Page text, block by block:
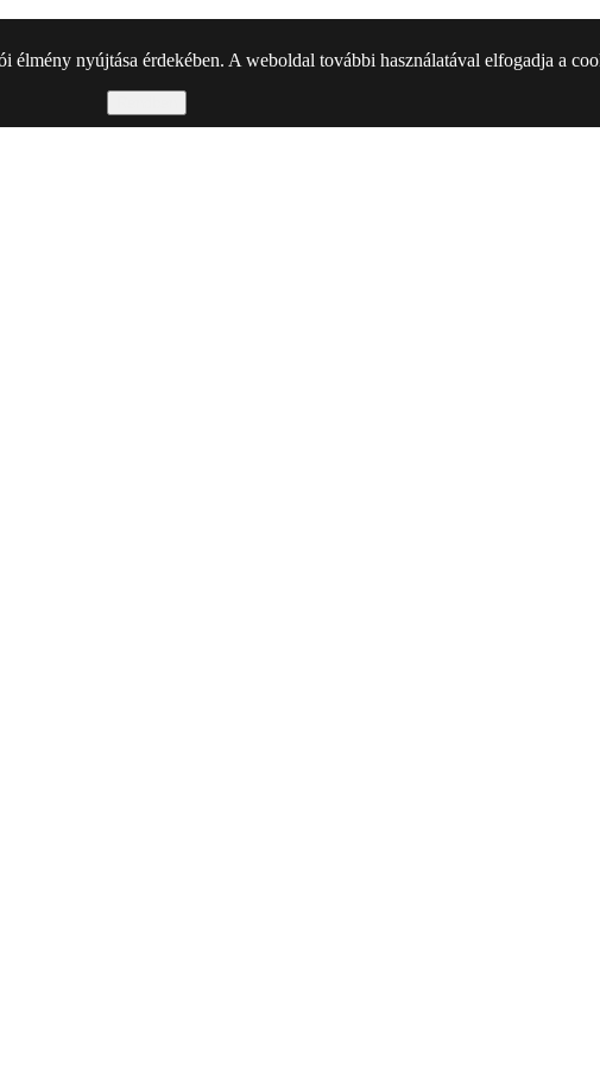
nyújtása érdekében. A weboldal további használatával elfogadja a